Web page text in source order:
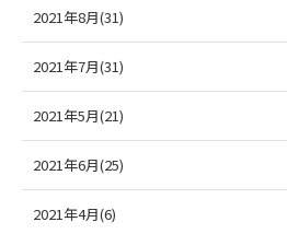
2021年8月(31)
2021年7月(31)
2021年5月(21)
2021年6月(25)
2021年4月(6)